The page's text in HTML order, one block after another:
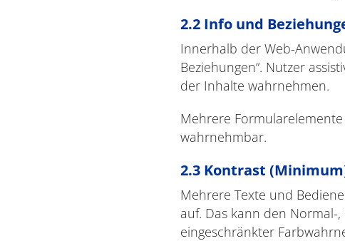
2.2 Info und
Innerhalb der Web-
Beziehungen“. Nutzer
der Inhalte wahrnehmen.
Mehrere
wahrnehmbar.
2.3 Kontrast
Mehrere Texte und
auf. Das kann den Normal-
eingeschränkter